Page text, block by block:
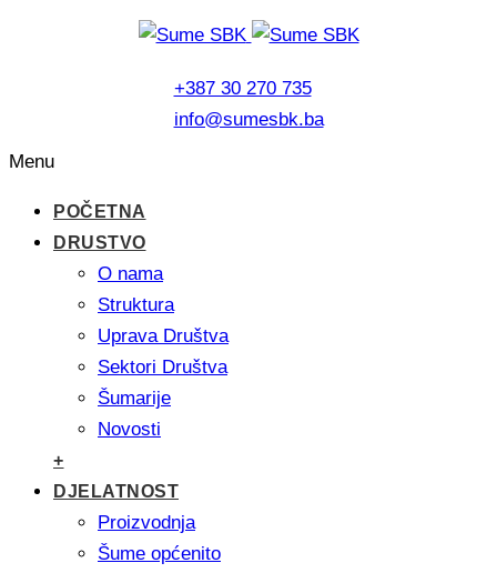
+387 30 270 735
info@sumesbk.ba
Menu
POČETNA
DRUSTVO
O nama
Struktura
Uprava Društva
Sektori Društva
Šumarije
Novosti
+
DJELATNOST
Proizvodnja
Šume općenito